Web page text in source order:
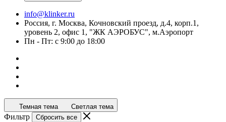
info@klinker.ru
Россия, г. Москва, Кочновский проезд, д.4, корп.1,
уровень 2, офис 1, "ЖК АЭРОБУС", м.Аэропорт
Пн - Пт: с 9:00 до 18:00
Темная тема Светлая тема
Фильтр Сбросить все